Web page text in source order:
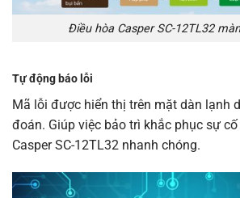
Điều hòa Casper SC-12TL32
Tự động báo lỗi
Mã lỗi được hiển thị trên mặt dàn lạnh
đoán. Giúp việc bảo trì khắc phục sự
Casper SC-12TL32 nhanh chóng.